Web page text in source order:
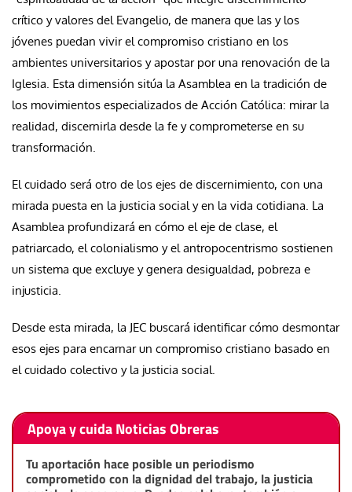
crítico y valores del Evangelio, de manera que las y los
jóvenes puedan vivir el compromiso cristiano en los
ambientes universitarios y apostar por una renovación de la
Iglesia. Esta dimensión sitúa la Asamblea en la tradición de
los movimientos especializados de Acción Católica: mirar la
realidad, discernirla desde la fe y comprometerse en su
transformación.
El cuidado será otro de los ejes de discernimiento, con una
mirada puesta en la justicia social y en la vida cotidiana. La
Asamblea profundizará en cómo el eje de clase, el
patriarcado, el colonialismo y el antropocentrismo sostienen
un sistema que excluye y genera desigualdad, pobreza e
injusticia.
Desde esta mirada, la JEC buscará identificar cómo desmontar
esos ejes para encarnar un compromiso cristiano basado en
el cuidado colectivo y la justicia social.
Apoya y cuida Noticias Obreras
Tu aportación hace posible un periodismo
comprometido con la dignidad del trabajo, la justicia